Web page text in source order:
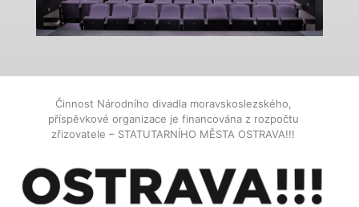
Činnost Národního divadla moravskoslezského,
příspěvkové organizace je financována z rozpočtu
zřizovatele – STATUTARNÍHO MĚSTA OSTRAVA!!!